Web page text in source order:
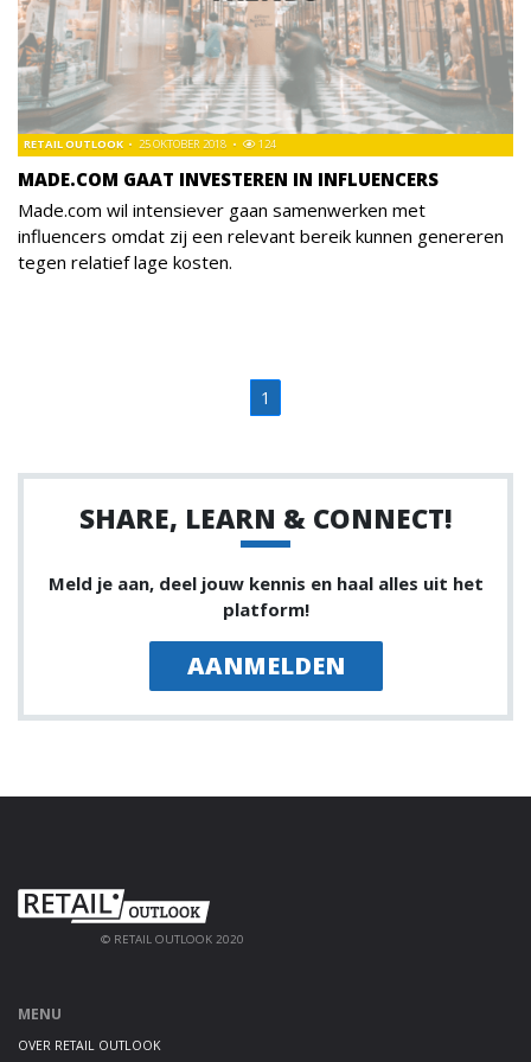
MADE.COM GAAT INVESTEREN IN INFLUENCERS
RETAIL OUTLOOK 25 OKTOBER 2018 124
Made.com wil intensiever gaan samenwerken met
influencers omdat zij een relevant bereik kunnen genereren
tegen relatief lage kosten.
1
SHARE, LEARN & CONNECT!
Meld je aan, deel jouw kennis en haal alles uit het
platform!
AANMELDEN
© RETAIL OUTLOOK 2020
MENU
OVER RETAIL OUTLOOK